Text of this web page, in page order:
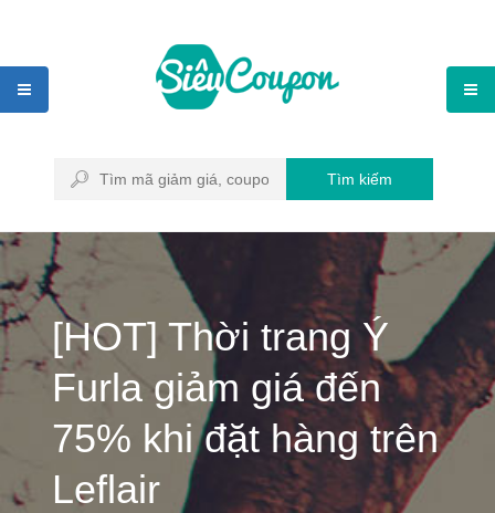
Tìm kiếm
[HOT] Thời trang Ý
Furla giảm giá đến
75% khi đặt hàng trên
Leflair